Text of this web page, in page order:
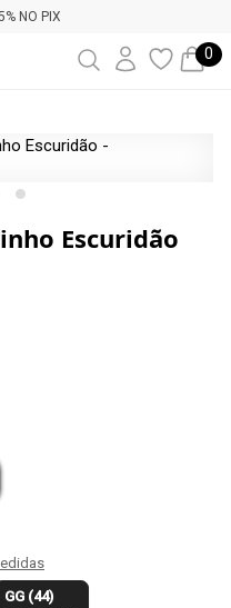
NO PIX
0
Escuridão
GG (44)